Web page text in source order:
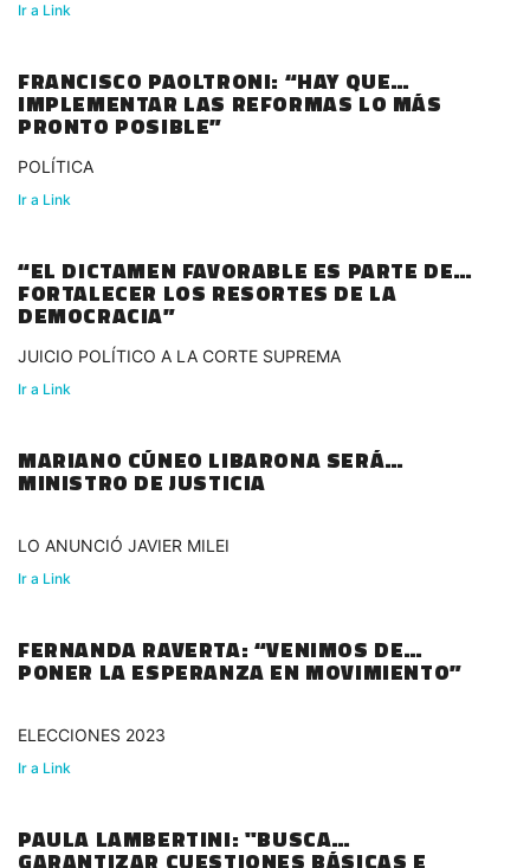
Ir a Link
FRANCISCO PAOLTRONI: “HAY QUE
IMPLEMENTAR LAS REFORMAS LO MÁS
PRONTO POSIBLE”
POLÍTICA
Ir a Link
“EL DICTAMEN FAVORABLE ES PARTE DE
FORTALECER LOS RESORTES DE LA
DEMOCRACIA”
JUICIO POLÍTICO A LA CORTE SUPREMA
Ir a Link
MARIANO CÚNEO LIBARONA SERÁ
MINISTRO DE JUSTICIA
LO ANUNCIÓ JAVIER MILEI
Ir a Link
FERNANDA RAVERTA: “VENIMOS DE
PONER LA ESPERANZA EN MOVIMIENTO”
ELECCIONES 2023
Ir a Link
PAULA LAMBERTINI: "BUSCA
GARANTIZAR CUESTIONES BÁSICAS E